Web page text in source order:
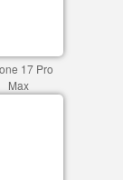
17 Pro
Max